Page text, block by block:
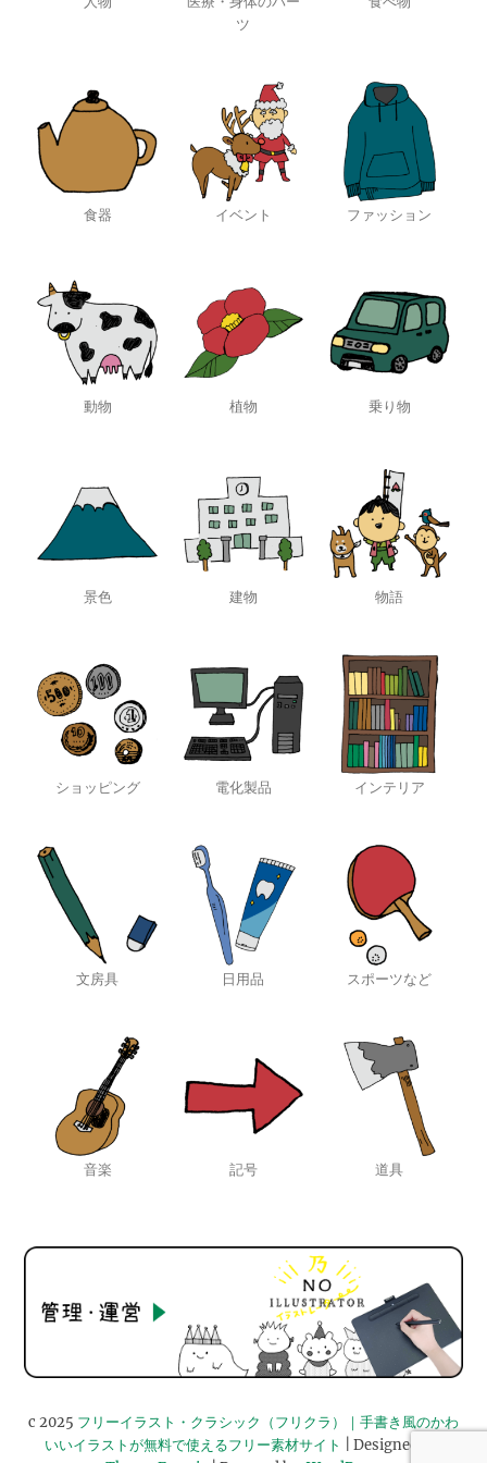
ツ
食器 イベント ファッション
動物 植物 乗り物
景色 建物 物語
ショッピング 電化製品 インテリア
文房具 日用品 スポーツなど
音楽 記号 道具
c 2025 フリーイラスト・クラシック（フリクラ）｜手書き風のかわ
いいイラストが無料で使えるフリー素材サイト
| Designed by: